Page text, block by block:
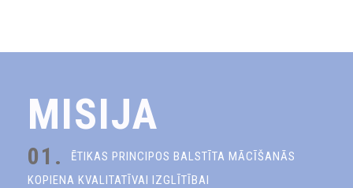
MISIJA
01.
ĒTIKAS PRINCIPOS BALSTĪTA MĀCĪŠANĀS
KOPIENA KVALITATĪVAI IZGLĪTĪBAI